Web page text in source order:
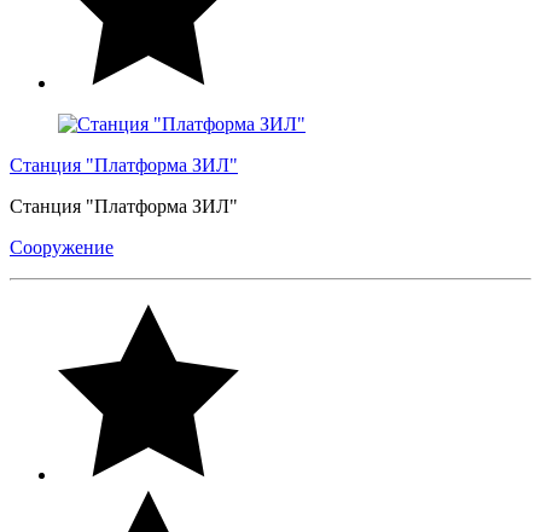
Станция "Платформа ЗИЛ"
Станция "Платформа ЗИЛ"
Сооружение